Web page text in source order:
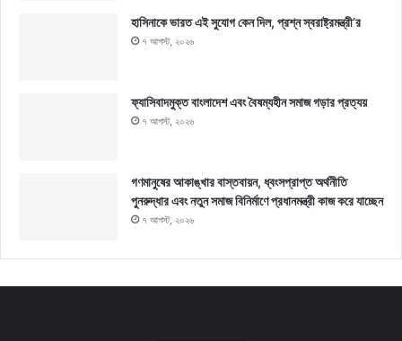
হাসিনাকে ভারত এই সুযোগ কেন দিল, প্রশ্ন স্বরাষ্ট্রমন্ত্রী’র
৭ আগস্ট, ২০২৬
ফ্যাসিবাদমুক্ত বাংলাদেশ এবং বৈষম্যহীন সমাজ গড়ার প্রত্যয়
৭ আগস্ট, ২০২৬
গণমানুষের আকাঙ্খার বাস্তবায়ন, ধ্বংসপ্রাপ্ত অর্থনীতি
পুনরুদ্ধার এবং নতুন সমাজ বিনির্মাণে প্রধানমন্ত্রী কাজ করে যাচ্ছেন
৭ আগস্ট, ২০২৬